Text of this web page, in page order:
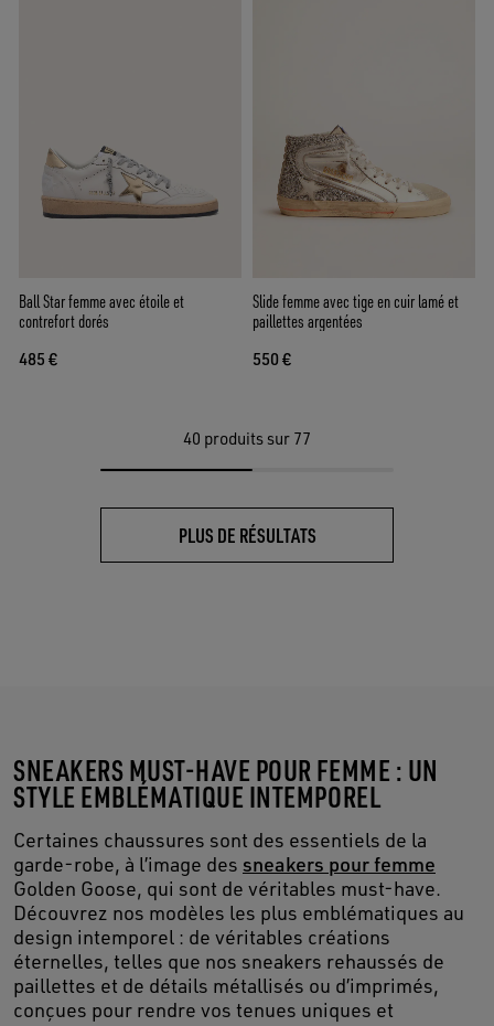
Ball Star femme avec étoile et
contrefort dorés
485 €
Slide femme avec tige en cuir lamé et
paillettes argentées
550 €
40 produits sur 77
PLUS DE RÉSULTATS
SNEAKERS MUST-HAVE POUR FEMME : UN
STYLE EMBLÉMATIQUE INTEMPOREL
Certaines chaussures sont des essentiels de la
garde-robe, à l’image des sneakers pour femme
Golden Goose, qui sont de véritables must-have.
Découvrez nos modèles les plus emblématiques au
design intemporel : de véritables créations
éternelles, telles que nos sneakers rehaussés de
paillettes et de détails métallisés ou d’imprimés,
conçues pour rendre vos tenues uniques et